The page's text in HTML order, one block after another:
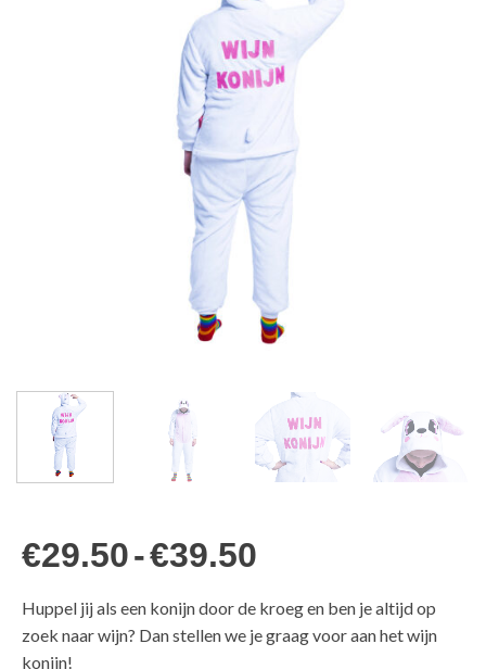
€29.50-€39.50
tot
€39.50
Huppel jij als een konijn door de kroeg en ben je altijd op
zoek naar wijn? Dan stellen we je graag voor aan het wijn
konijn!